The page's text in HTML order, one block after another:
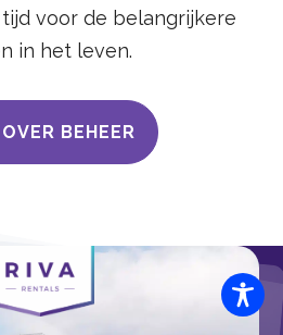
voor de belangrijkere
in het leven.
OVER BEHEER